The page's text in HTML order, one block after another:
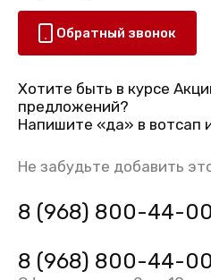
Обратный звонок
Хотите быть в курсе
предложений?
Напишите «да» в вотсап
Не забудьте добавить
8 (968) 800-44-00
8 (968) 800-44-00